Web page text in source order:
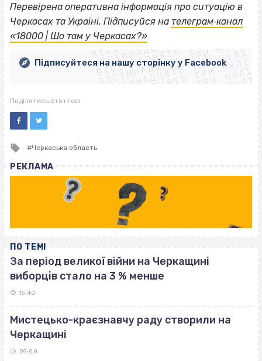
Перевірена оперативна інформація про ситуацію в
Черкасах та Україні. Підписуйся на телеграм‐канал
«18000 | Шо там у Черкасах?»ВІСІМНАДЦЯТЬ ТРИ НУЛІ
ВІСІМНАДЦЯТЬ ТРИ НУЛІ
ВІСІМНАДЦЯТЬ ТРИ НУЛІ
ВІСІМНАДЦЯТЬ ТРИ НУЛІ
ВІСІМНАДЦЯТЬ ТРИ НУЛІ
ВІСІМНАДЦЯТЬ ТРИ НУЛІ
ВІСІМНАДЦЯТЬ ТРИ НУЛІ
ВІСІМНАДЦЯТЬ ТРИ НУЛІ
Підписуйтеся на нашу сторінку у Facebook
Поділитись статтею
Tagged
Черкаська область
РЕКЛАМА
ПО ТЕМІ
За період великої війни на Черкащині
виборців стало на 3 % менше
15:40
Мистецько-краєзнавчу раду створили на
Черкащині
09:00